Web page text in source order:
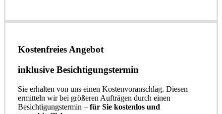
Kostenfreies Angebot
inklusive Besichtigungstermin
Sie erhalten von uns einen Kostenvoranschlag. Diesen
ermitteln wir bei größeren Aufträgen durch einen
Besichtigungstermin – für Sie kostenlos und